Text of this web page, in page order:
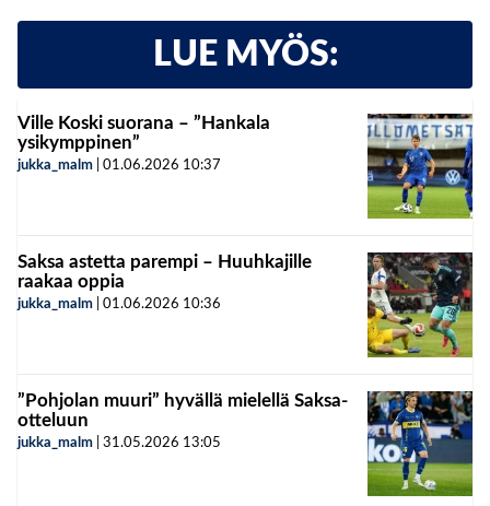
LUE MYÖS:
Ville Koski suorana – ”Hankala
ysikymppinen”
jukka_malm 01.06.2026 10:37
Saksa astetta parempi – Huuhkajille
raakaa oppia
jukka_malm 01.06.2026 10:36
”Pohjolan muuri” hyvällä mielellä Saksa-
otteluun
jukka_malm 31.05.2026 13:05